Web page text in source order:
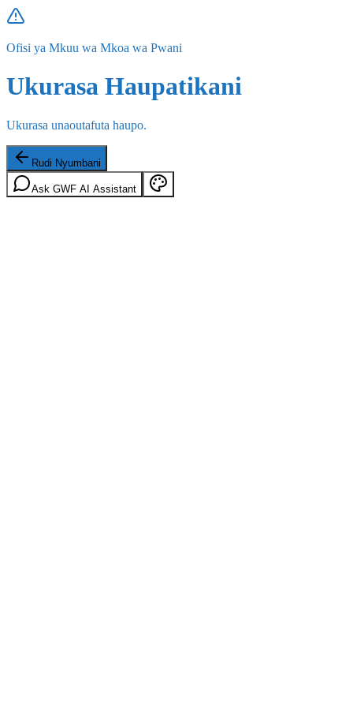
Ofisi ya Mkuu wa Mkoa wa Pwani
Ukurasa Haupatikani
Ukurasa unaoutafuta haupo.
Rudi Nyumbani
Ask GWF AI Assistant